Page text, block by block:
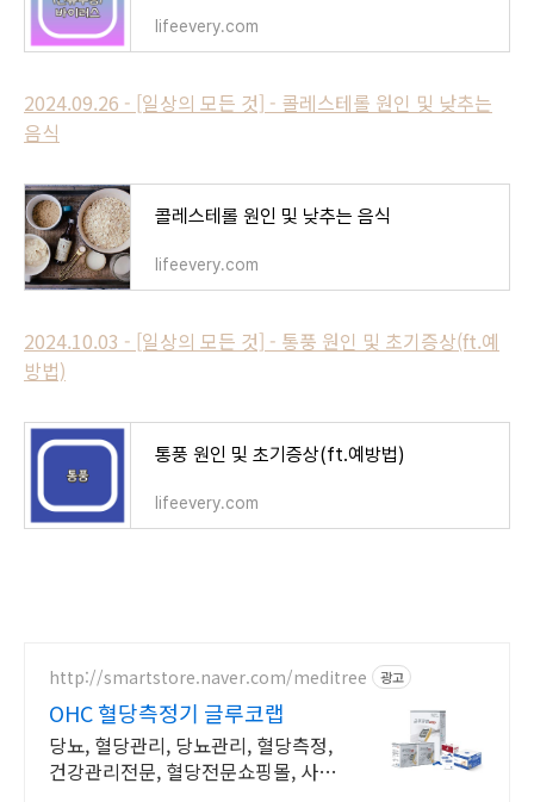
lifeevery.com
2024.09.26 - [일상의 모든 것] - 콜레스테롤 원인 및 낮추는
음식
콜레스테롤 원인 및 낮추는 음식
lifeevery.com
2024.10.03 - [일상의 모든 것] - 통풍 원인 및 초기증상(ft.예
방법)
통풍 원인 및 초기증상(ft.예방법)
lifeevery.com
http://smartstore.naver.com/meditree 광고
OHC 혈당측정기 글루코랩
당뇨, 혈당관리, 당뇨관리, 혈당측정,
건강관리전문, 혈당전문쇼핑몰, 사은